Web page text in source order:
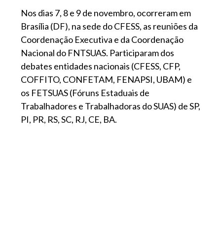
Nos dias 7, 8 e 9 de novembro, ocorreram em
Brasília (DF), na sede do CFESS, as reuniões da
Coordenação Executiva e da Coordenação
Nacional do FNTSUAS. Participaram dos
debates entidades nacionais (CFESS, CFP,
COFFITO, CONFETAM, FENAPSI, UBAM) e
os FETSUAS (Fóruns Estaduais de
Trabalhadores e Trabalhadoras do SUAS) de SP,
PI, PR, RS, SC, RJ, CE, BA.